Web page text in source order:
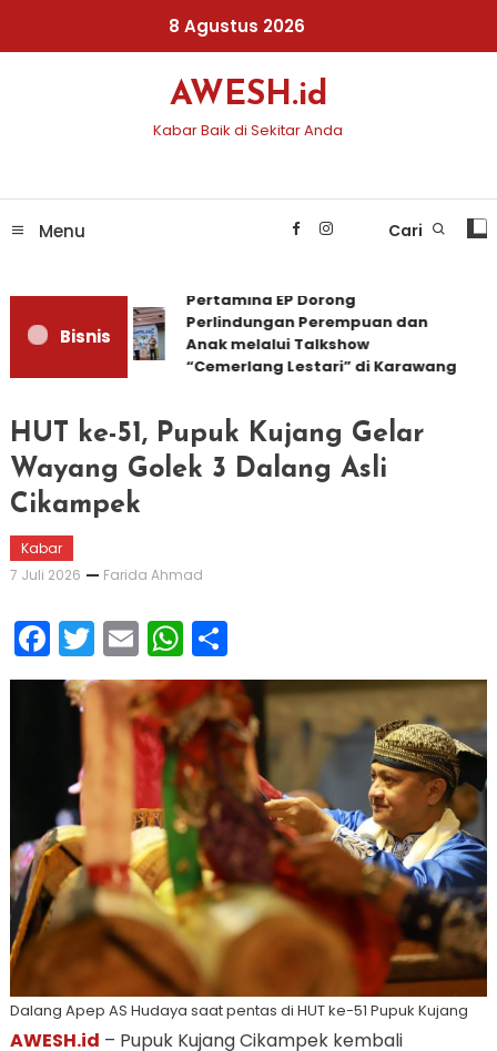
8 Agustus 2026
AWESH.id
Kabar Baik di Sekitar Anda
Menu Cari
Bisnis
Pertamina EP Dorong
Perlindungan Perempuan dan
Anak melalui Talkshow
“Cemerlang Lestari” di Karawang
HUT ke-51, Pupuk Kujang Gelar
Wayang Golek 3 Dalang Asli
Cikampek
Kabar
7 Juli 2026
Farida Ahmad
Facebook
Twitter
EmailWhatsApp
Share
Dalang Apep AS Hudaya saat pentas di HUT ke-51 Pupuk Kujang
AWESH.id – Pupuk Kujang Cikampek kembali